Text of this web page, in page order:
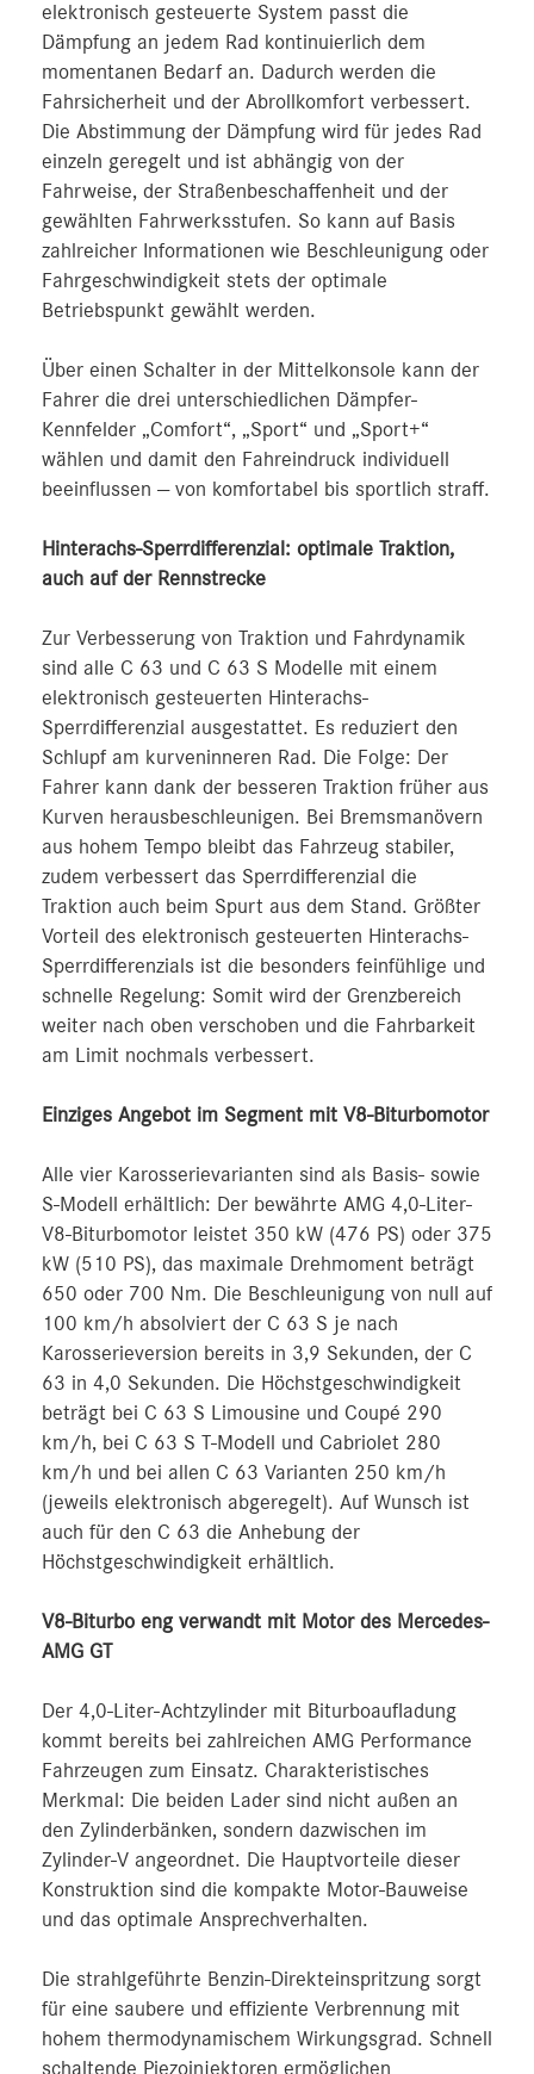
elektronisch gesteuerte System passt die
Dämpfung an jedem Rad kontinuierlich dem
momentanen Bedarf an. Dadurch werden die
Fahrsicherheit und der Abrollkomfort verbessert.
Die Abstimmung der Dämpfung wird für jedes Rad
einzeln geregelt und ist abhängig von der
Fahrweise, der Straßenbeschaffenheit und der
gewählten Fahrwerksstufen. So kann auf Basis
zahlreicher Informationen wie Beschleunigung oder
Fahrgeschwindigkeit stets der optimale
Betriebspunkt gewählt werden.
Über einen Schalter in der Mittelkonsole kann der
Fahrer die drei unterschiedlichen Dämpfer-
Kennfelder „Comfort“, „Sport“ und „Sport+“
wählen und damit den Fahreindruck individuell
beeinflussen — von komfortabel bis sportlich straff.
Hinterachs-Sperrdifferenzial: optimale Traktion,
auch auf der Rennstrecke
Zur Verbesserung von Traktion und Fahrdynamik
sind alle C 63 und C 63 S Modelle mit einem
elektronisch gesteuerten Hinterachs-
Sperrdifferenzial ausgestattet. Es reduziert den
Schlupf am kurveninneren Rad. Die Folge: Der
Fahrer kann dank der besseren Traktion früher aus
Kurven herausbeschleunigen. Bei Bremsmanövern
aus hohem Tempo bleibt das Fahrzeug stabiler,
zudem verbessert das Sperrdifferenzial die
Traktion auch beim Spurt aus dem Stand. Größter
Vorteil des elektronisch gesteuerten Hinterachs-
Sperrdifferenzials ist die besonders feinfühlige und
schnelle Regelung: Somit wird der Grenzbereich
weiter nach oben verschoben und die Fahrbarkeit
am Limit nochmals verbessert.
Einziges Angebot im Segment mit V8-Biturbomotor
Alle vier Karosserievarianten sind als Basis- sowie
S-Modell erhältlich: Der bewährte AMG 4,0-Liter-
V8-Biturbomotor leistet 350 kW (476 PS) oder 375
kW (510 PS), das maximale Drehmoment beträgt
650 oder 700 Nm. Die Beschleunigung von null auf
100 km/h absolviert der C 63 S je nach
Karosserieversion bereits in 3,9 Sekunden, der C
63 in 4,0 Sekunden. Die Höchstgeschwindigkeit
beträgt bei C 63 S Limousine und Coupé 290
km/h, bei C 63 S T-Modell und Cabriolet 280
km/h und bei allen C 63 Varianten 250 km/h
(jeweils elektronisch abgeregelt). Auf Wunsch ist
auch für den C 63 die Anhebung der
Höchstgeschwindigkeit erhältlich.
V8-Biturbo eng verwandt mit Motor des Mercedes-
AMG GT
Der 4,0-Liter-Achtzylinder mit Biturboaufladung
kommt bereits bei zahlreichen AMG Performance
Fahrzeugen zum Einsatz. Charakteristisches
Merkmal: Die beiden Lader sind nicht außen an
den Zylinderbänken, sondern dazwischen im
Zylinder-V angeordnet. Die Hauptvorteile dieser
Konstruktion sind die kompakte Motor-Bauweise
und das optimale Ansprechverhalten.
Die strahlgeführte Benzin-Direkteinspritzung sorgt
für eine saubere und effiziente Verbrennung mit
hohem thermodynamischem Wirkungsgrad. Schnell
schaltende Piezoinjektoren ermöglichen